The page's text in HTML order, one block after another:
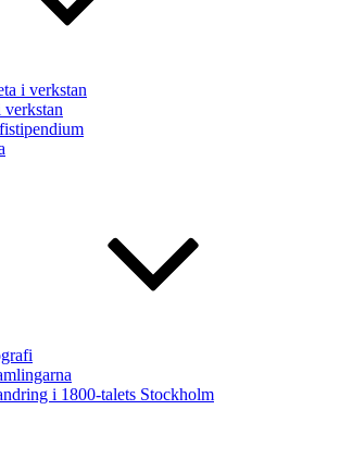
i verkstan
i 1800-talets Stockholm